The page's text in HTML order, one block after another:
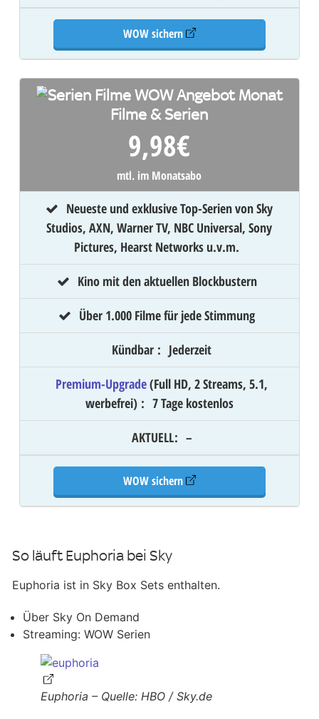
WOW sichern
Filme & Serien
9,98€
mtl. im Monatsabo
Neueste und exklusive Top-Serien von Sky
Studios, AXN, Warner TV, NBC Universal, Sony
Pictures, Hearst Networks u.v.m.
Kino mit den aktuellen Blockbustern
Über 1.000 Filme für jede Stimmung
Kündbar : Jederzeit
Premium-Upgrade(Full HD, 2 Streams, 5.1,
werbefrei) : 7 Tage kostenlos
AKTUELL: –
WOW sichern
So läuft Euphoria bei Sky
Euphoria ist in Sky Box Sets enthalten.
Über Sky On Demand
Streaming: WOW Serien
Euphoria – Quelle: HBO / Sky.de